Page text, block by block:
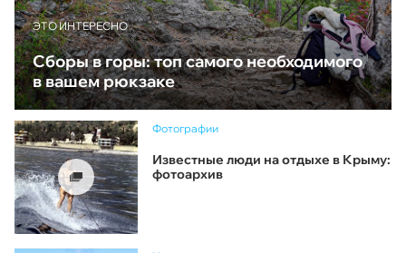
ЭТО ИНТЕРЕСНО
Сборы в горы: топ самого необходимого
в вашем рюкзаке
Фотографии
Известные люди на отдыхе в Крыму:
фотоархив